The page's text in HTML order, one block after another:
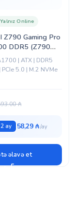
Z790 Gaming Pro
DDR5 (Z790
Yalnız Online
| ATX | DDR5
5.0 | M.2 NVMe
₼
ay 58,29 ₼
əlavə et